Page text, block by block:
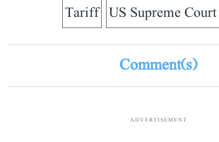
US Supreme Court
Tariff
Comment(s)
ADVERTISEMENT